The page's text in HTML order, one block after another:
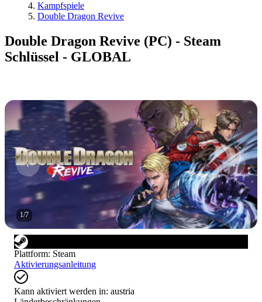
Kampfspiele
Double Dragon Revive
Double Dragon Revive (PC) - Steam
Schlüssel - GLOBAL
1/7
Plattform: Steam
Aktivierungsanleitung
Kann aktiviert werden in: austria